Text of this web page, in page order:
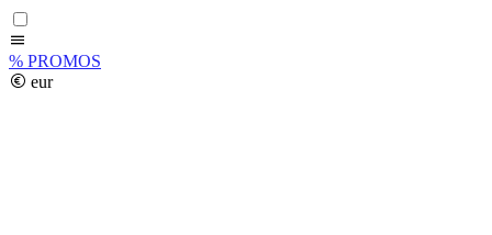
% PROMOS
eur